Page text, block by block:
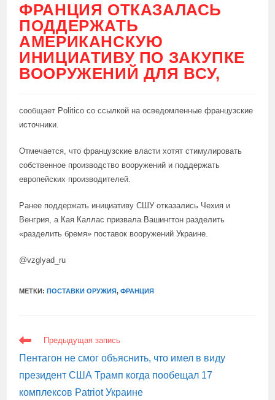
ФРАНЦИЯ ОТКАЗАЛАСЬ
ПОДДЕРЖАТЬ
АМЕРИКАНСКУЮ
ИНИЦИАТИВУ ПО ЗАКУПКЕ
ВООРУЖЕНИЙ ДЛЯ ВСУ,
сообщает Politico со ссылкой на осведомленные французские
источники.
Отмечается, что французские власти хотят стимулировать
собственное производство вооружений и поддержать
европейских производителей.
Ранее поддержать инициативу СШУ отказались Чехия и
Венгрия, а Кая Каллас призвала Вашингтон разделить
«разделить бремя» поставок вооружений Украине.
@vzglyad_ru
МЕТКИ:ПОСТАВКИ ОРУЖИЯ, ФРАНЦИЯ
ЕЩЕ
СТАТЬИ
Предыдущая запись
Пентагон не смог объяснить, что имел в виду
президент США Трамп когда пообещал 17
комплексов Patriot Украине